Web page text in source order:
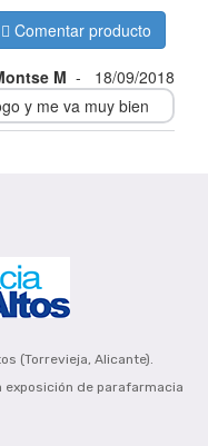
Comentar producto
M -
18/09/2018
y me va muy bien
(Torrevieja, Alicante).
exposición de parafarmacia